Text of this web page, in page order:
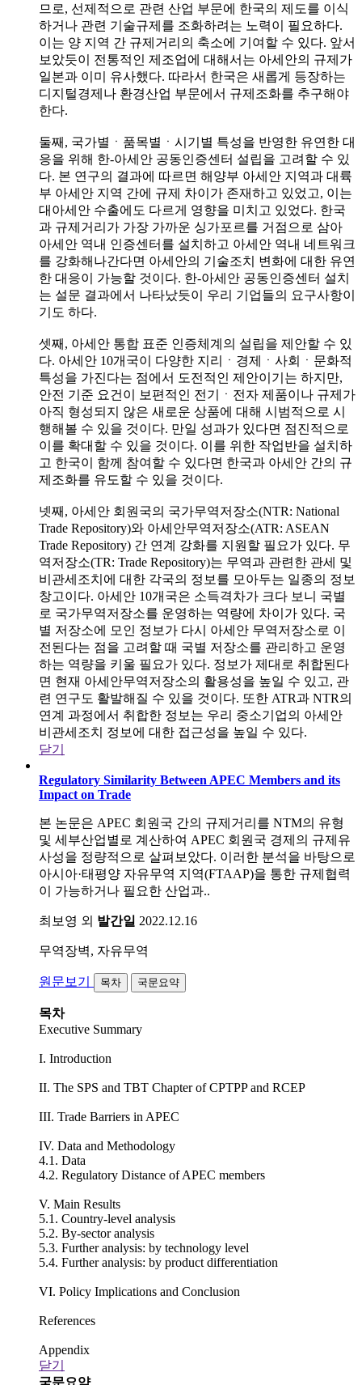
므로, 선제적으로 관련 산업 부문에 한국의 제도를 이식
하거나 관련 기술규제를 조화하려는 노력이 필요하다.
이는 양 지역 간 규제거리의 축소에 기여할 수 있다. 앞서
보았듯이 전통적인 제조업에 대해서는 아세안의 규제가
일본과 이미 유사했다. 따라서 한국은 새롭게 등장하는
디지털경제나 환경산업 부문에서 규제조화를 추구해야
한다.
둘째, 국가별ㆍ품목별ㆍ시기별 특성을 반영한 유연한 대
응을 위해 한-아세안 공동인증센터 설립을 고려할 수 있
다. 본 연구의 결과에 따르면 해양부 아세안 지역과 대륙
부 아세안 지역 간에 규제 차이가 존재하고 있었고, 이는
대아세안 수출에도 다르게 영향을 미치고 있었다. 한국
과 규제거리가 가장 가까운 싱가포르를 거점으로 삼아
아세안 역내 인증센터를 설치하고 아세안 역내 네트워크
를 강화해나간다면 아세안의 기술조치 변화에 대한 유연
한 대응이 가능할 것이다. 한-아세안 공동인증센터 설치
는 설문 결과에서 나타났듯이 우리 기업들의 요구사항이
기도 하다.
셋째, 아세안 통합 표준 인증체계의 설립을 제안할 수 있
다. 아세안 10개국이 다양한 지리ㆍ경제ㆍ사회ㆍ문화적
특성을 가진다는 점에서 도전적인 제안이기는 하지만,
안전 기준 요건이 보편적인 전기ㆍ전자 제품이나 규제가
아직 형성되지 않은 새로운 상품에 대해 시범적으로 시
행해볼 수 있을 것이다. 만일 성과가 있다면 점진적으로
이를 확대할 수 있을 것이다. 이를 위한 작업반을 설치하
고 한국이 함께 참여할 수 있다면 한국과 아세안 간의 규
제조화를 유도할 수 있을 것이다.
넷째, 아세안 회원국의 국가무역저장소(NTR: National
Trade Repository)와 아세안무역저장소(ATR: ASEAN
Trade Repository) 간 연계 강화를 지원할 필요가 있다. 무
역저장소(TR: Trade Repository)는 무역과 관련한 관세 및
비관세조치에 대한 각국의 정보를 모아두는 일종의 정보
창고이다. 아세안 10개국은 소득격차가 크다 보니 국별
로 국가무역저장소를 운영하는 역량에 차이가 있다. 국
별 저장소에 모인 정보가 다시 아세안 무역저장소로 이
전된다는 점을 고려할 때 국별 저장소를 관리하고 운영
하는 역량을 키울 필요가 있다. 정보가 제대로 취합된다
면 현재 아세안무역저장소의 활용성을 높일 수 있고, 관
련 연구도 활발해질 수 있을 것이다. 또한 ATR과 NTR의
연계 과정에서 취합한 정보는 우리 중소기업의 아세안
비관세조치 정보에 대한 접근성을 높일 수 있다.
닫기
Regulatory Similarity Between APEC Members and its
Impact on Trade
본 논문은 APEC 회원국 간의 규제거리를 NTM의 유형
및 세부산업별로 계산하여 APEC 회원국 경제의 규제유
사성을 정량적으로 살펴보았다. 이러한 분석을 바탕으로
아시아·태평양 자유무역 지역(FTAAP)을 통한 규제협력
이 가능하거나 필요한 산업과..
최보영 외 발간일 2022.12.16
무역장벽, 자유무역
원문보기 목차 국문요약
목차
Executive Summary
I. Introduction
II. The SPS and TBT Chapter of CPTPP and RCEP
III. Trade Barriers in APEC
IV. Data and Methodology
4.1. Data
4.2. Regulatory Distance of APEC members
V. Main Results
5.1. Country-level analysis
5.2. By-sector analysis
5.3. Further analysis: by technology level
5.4. Further analysis: by product differentiation
VI. Policy Implications and Conclusion
References
Appendix
닫기
국문요약